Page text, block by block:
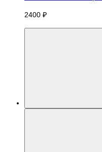
2400 ₽